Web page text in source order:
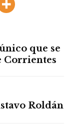
que se
Corrientes
Roldán